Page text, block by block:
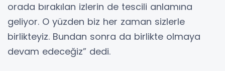
orada bırakılan izlerin de tescili anlamına
geliyor. O yüzden biz her zaman sizlerle
birlikteyiz. Bundan sonra da birlikte olmaya
devam edeceğiz” dedi.